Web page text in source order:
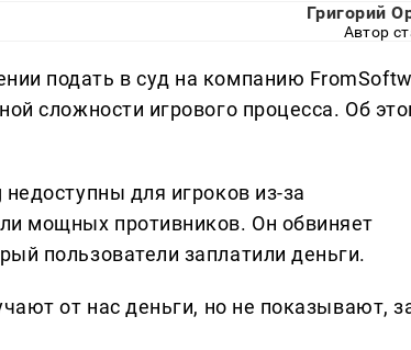
Григорий
Автор
подать в суд на компанию
сложности игрового процесса. Об
для игроков из-за
мощных противников. Он обвиняет
пользователи заплатили деньги.
от нас деньги, но не показывают,